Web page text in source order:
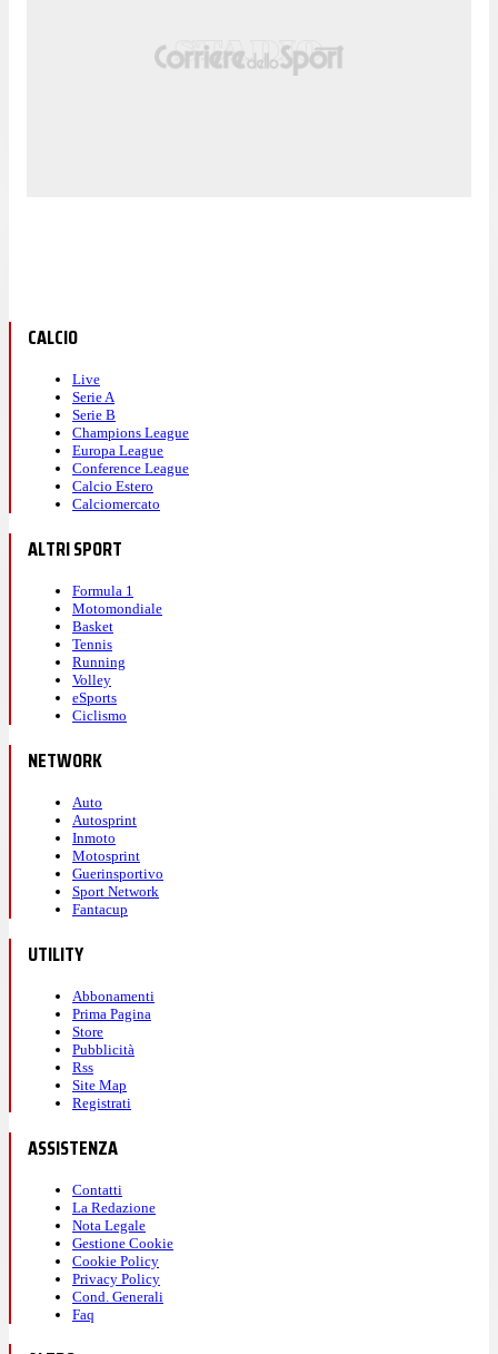
CALCIO
Live
Serie A
Serie B
Champions League
Europa League
Conference League
Calcio Estero
Calciomercato
ALTRI SPORT
Formula 1
Motomondiale
Basket
Tennis
Running
Volley
eSports
Ciclismo
NETWORK
Auto
Autosprint
Inmoto
Motosprint
Guerinsportivo
Sport Network
Fantacup
UTILITY
Abbonamenti
Prima Pagina
Store
Pubblicità
Rss
Site Map
Registrati
ASSISTENZA
Contatti
La Redazione
Nota Legale
Gestione Cookie
Cookie Policy
Privacy Policy
Cond. Generali
Faq